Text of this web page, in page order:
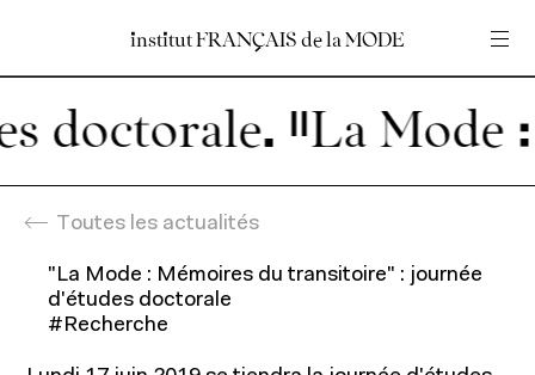
institutFRANÇAISdelaMODE
institutFRANÇAISdelaMODE
Entrez votre recherche
doctorale.
Toutes les actualités
"La Mode : Mémoires du transitoire" : journée
d'études doctorale
#Recherche